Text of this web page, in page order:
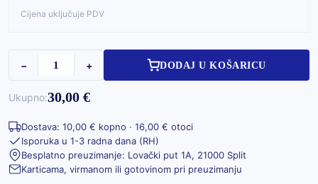
Cijena uključuje PDV
− + DODAJ U KOŠARICU
Ukupno:30,00 €
Dostava: 10,00 € kopno · 16,00 € otoci
Isporuka u 1-3 radna dana (RH)
Besplatno preuzimanje: Lovački put 1A, 21000 Split
Karticama, virmanom ili gotovinom pri preuzimanju